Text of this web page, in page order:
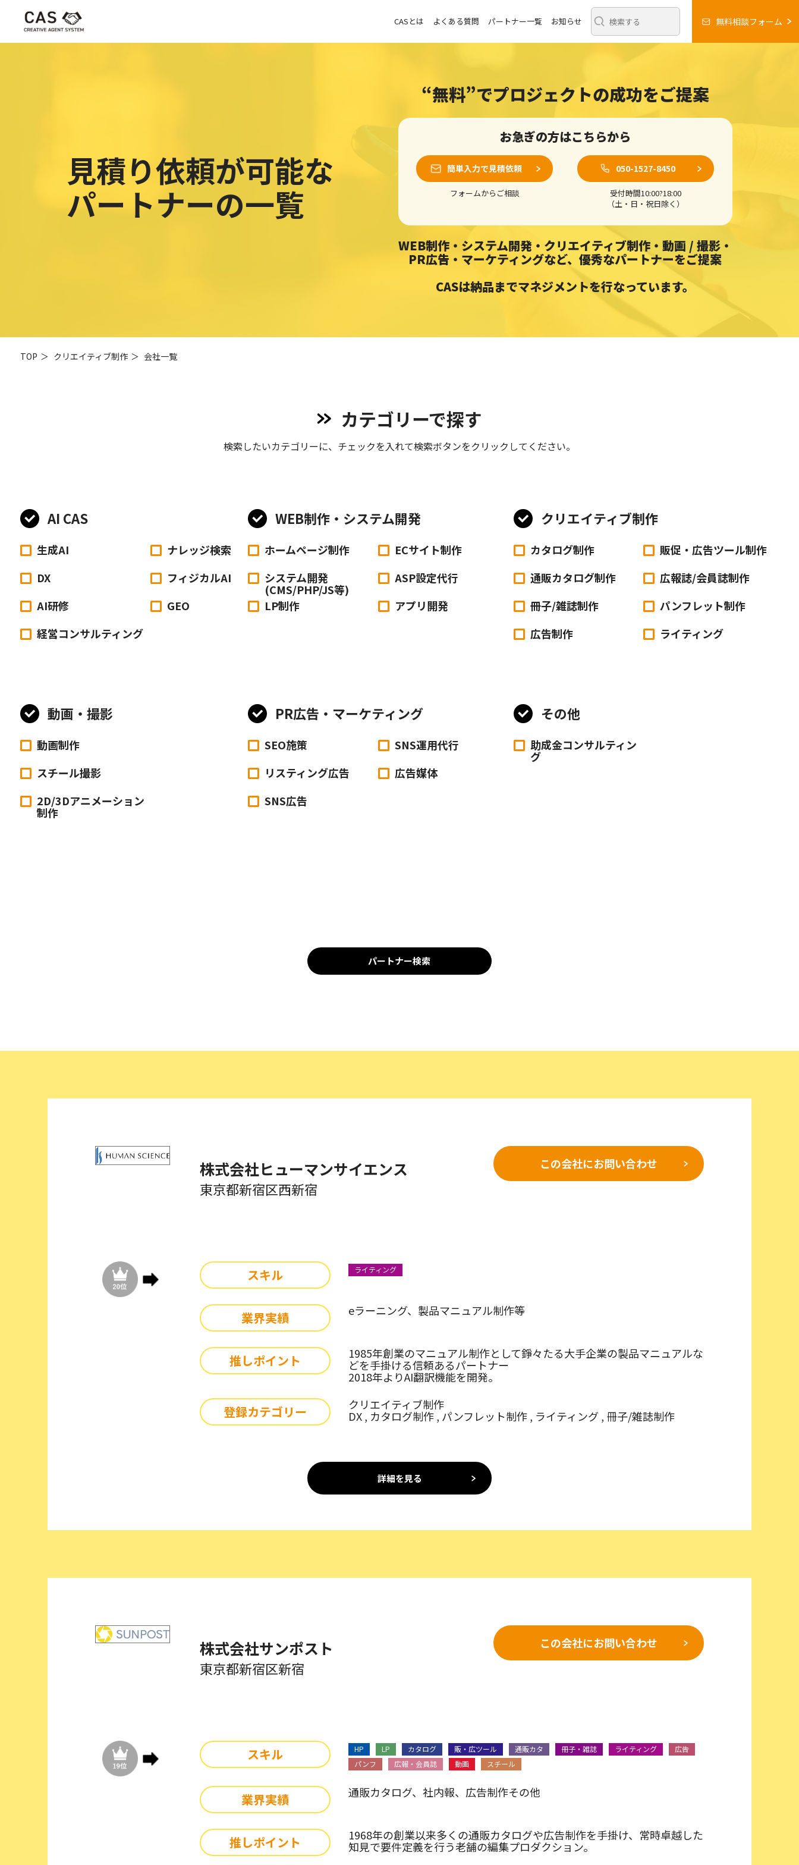
CASとは よくある質問 パートナー一覧 お知らせ 無料相談フォーム
見積り依頼が可能な
パートナーの一覧
“無料”でプロジェクトの成功をご提案
お急ぎの方はこちらから
簡単入力で見積依頼
フォームからご相談
050-1527-8450
受付時間10:00?18:00
（土・日・祝日除く）
WEB制作・システム開発・クリエイティブ制作・動画 / 撮影・
PR広告・マーケティングなど、優秀なパートナーをご提案
CASは納品までマネジメントを行なっています。
TOP ＞ クリエイティブ制作 ＞ 会社一覧
カテゴリーで探す
検索したいカテゴリーに、チェックを入れて検索ボタンをクリックしてください。
AI CAS
生成AI
ナレッジ検索
DX
フィジカルAI
AI研修
GEO
経営コンサルティング
WEB制作・システム開発
ホームページ制作
ECサイト制作
システム開発
(CMS/PHP/JS等)
ASP設定代行
LP制作
アプリ開発
クリエイティブ制作
カタログ制作
販促・広告ツール制作
通販カタログ制作
広報誌/会員誌制作
冊子/雑誌制作
パンフレット制作
広告制作
ライティング
動画・撮影
動画制作
スチール撮影
2D/3Dアニメーション
制作
PR広告・マーケティング
SEO施策
SNS運用代行
リスティング広告
広告媒体
SNS広告
その他
助成金コンサルティン
グ
株式会社ヒューマンサイエンス
東京都新宿区西新宿
この会社にお問い合わせ
スキル ライティング
業界実績 eラーニング、製品マニュアル制作等
推しポイント 1985年創業のマニュアル制作として錚々たる大手企業の製品マニュアルな
どを手掛ける信頼あるパートナー
2018年よりAI翻訳機能を開発。
登録カテゴリー クリエイティブ制作
DX , カタログ制作 , パンフレット制作 , ライティング , 冊子/雑誌制作
詳細を見る
株式会社サンポスト
東京都新宿区新宿
この会社にお問い合わせ
スキル HP LP カタログ 販・広ツール 通販カタ 冊子・雑誌 ライティング
広告
パンフ
広報・会員誌 動画 スチール
業界実績 通販カタログ、社内報、広告制作その他
推しポイント 1968年の創業以来多くの通販カタログや広告制作を手掛け、常時卓越した
知見で要件定義を行う老舗の編集プロダクション。